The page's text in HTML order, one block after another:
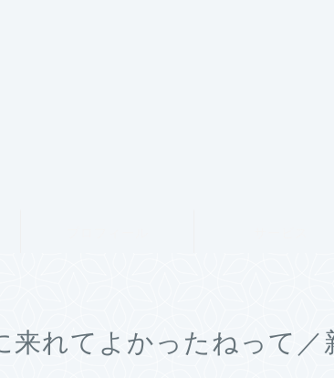
来れてよかったねって／